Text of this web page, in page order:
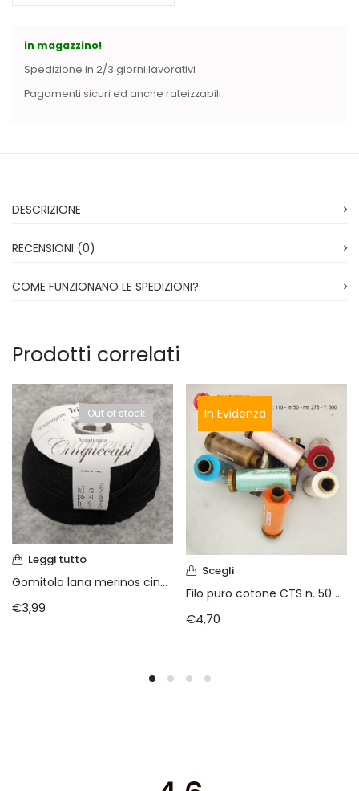
in magazzino!
Spedizione in 2/3 giorni lavorativi
Pagamenti sicuri ed anche rateizzabili
DESCRIZIONE
RECENSIONI (0)
COME FUNZIONANO LE SPEDIZIONI?
Prodotti correlati
Out of stock
Leggi tutto
Gomitolo lana merinos cinque capi col. 03 nero
€3,99
In Evidenza
Scegli
Filo puro cotone CTS n. 50 mt. 275 Y 300
€4,70